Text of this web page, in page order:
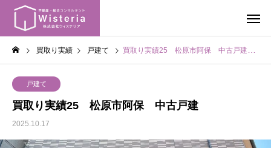
買取り実績 戸建て 買取り実績25 松原市阿保 中古戸建
戸建て
買取り実績25 松原市阿保 中古戸建
2025.10.17